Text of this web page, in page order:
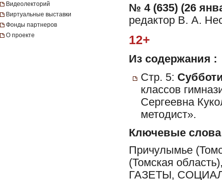
Видеолекторий
Виртуальные выставки
Фонды партнеров
О проекте
№ 4 (635) (26
редактор В. А.
12+
Из содержания :
Стр. 5:
классов
Сергеевна
методист».
Ключевые слова
Причулымье
(Томская
ГАЗЕТЫ,